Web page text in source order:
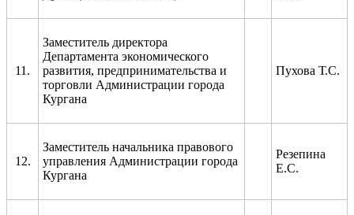
11.
Заместитель директора
Департамента экономического
развития, предпринимательства и
торговли Администрации города
Кургана
Пухова Т.С.
12.
Заместитель начальника правового
управления Администрации города
Кургана
Резепина
Е.С.